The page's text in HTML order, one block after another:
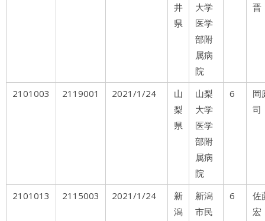
井
県
大学
医学
部附
属病
院
晋
2101003 2119001 2021/1/24
山
梨
県
山梨
大学
医学
部附
属病
院
6
岡
司
2101013 2115003 2021/1/24
新
潟
新潟
市民
6
佐
宏